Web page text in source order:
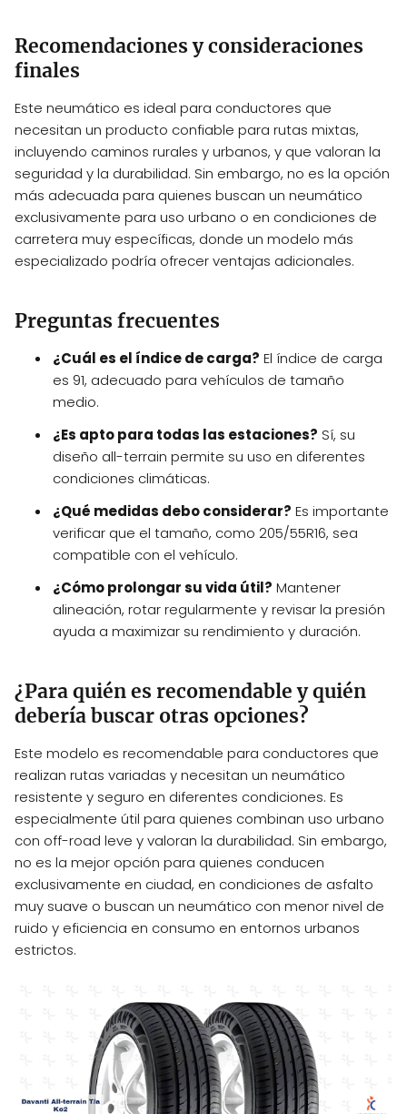
Recomendaciones y consideraciones
finales
Este neumático es ideal para conductores que
necesitan un producto confiable para rutas mixtas,
incluyendo caminos rurales y urbanos, y que valoran la
seguridad y la durabilidad. Sin embargo, no es la opción
más adecuada para quienes buscan un neumático
exclusivamente para uso urbano o en condiciones de
carretera muy específicas, donde un modelo más
especializado podría ofrecer ventajas adicionales.
Preguntas frecuentes
¿Cuál es el índice de carga? El índice de carga
es 91, adecuado para vehículos de tamaño
medio.
¿Es apto para todas las estaciones? Sí, su
diseño all-terrain permite su uso en diferentes
condiciones climáticas.
¿Qué medidas debo considerar? Es importante
verificar que el tamaño, como 205/55R16, sea
compatible con el vehículo.
¿Cómo prolongar su vida útil? Mantener
alineación, rotar regularmente y revisar la presión
ayuda a maximizar su rendimiento y duración.
¿Para quién es recomendable y quién
debería buscar otras opciones?
Este modelo es recomendable para conductores que
realizan rutas variadas y necesitan un neumático
resistente y seguro en diferentes condiciones. Es
especialmente útil para quienes combinan uso urbano
con off-road leve y valoran la durabilidad. Sin embargo,
no es la mejor opción para quienes conducen
exclusivamente en ciudad, en condiciones de asfalto
muy suave o buscan un neumático con menor nivel de
ruido y eficiencia en consumo en entornos urbanos
estrictos.